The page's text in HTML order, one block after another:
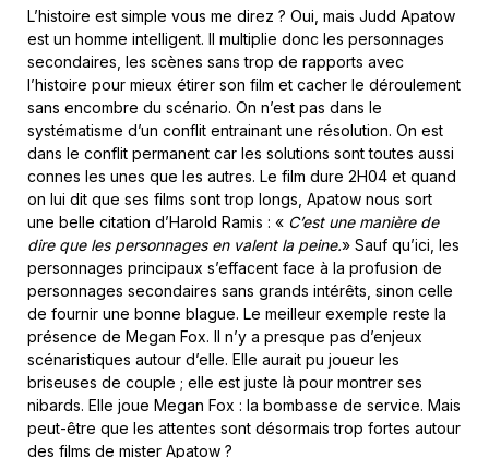
L’histoire est simple vous me direz ? Oui, mais Judd Apatow
est un homme intelligent. Il multiplie donc les personnages
secondaires, les scènes sans trop de rapports avec
l’histoire pour mieux étirer son film et cacher le déroulement
sans encombre du scénario. On n’est pas dans le
systématisme d’un conflit entrainant une résolution. On est
dans le conflit permanent car les solutions sont toutes aussi
connes les unes que les autres. Le film dure 2H04 et quand
on lui dit que ses films sont trop longs, Apatow nous sort
une belle citation d’Harold Ramis : « C’est une manière de
dire que les personnages en valent la peine.» Sauf qu’ici, les
personnages principaux s’effacent face à la profusion de
personnages secondaires sans grands intérêts, sinon celle
de fournir une bonne blague. Le meilleur exemple reste la
présence de Megan Fox. Il n’y a presque pas d’enjeux
scénaristiques autour d’elle. Elle aurait pu joueur les
briseuses de couple ; elle est juste là pour montrer ses
nibards. Elle joue Megan Fox : la bombasse de service. Mais
peut-être que les attentes sont désormais trop fortes autour
des films de mister Apatow ?